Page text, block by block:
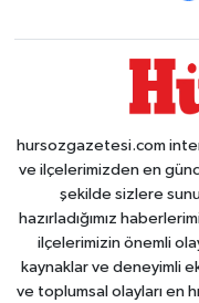
hursozgazetesi.com
ve ilçelerimizden en
şekilde sizlere
hazırladığımız
ilçelerimizin önemli
kaynaklar ve deneyimli
ve toplumsal olayları en